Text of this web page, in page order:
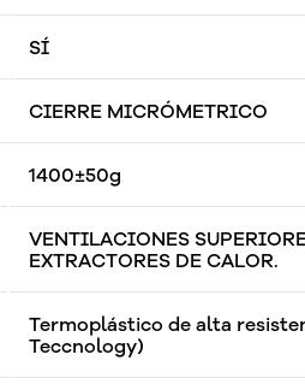
SÍ
CIERRE MICRÓMETRICO
1400±50g
VENTILACIONES
EXTRACTORES DE CALOR.
Termoplástico de alta
Teccnology)